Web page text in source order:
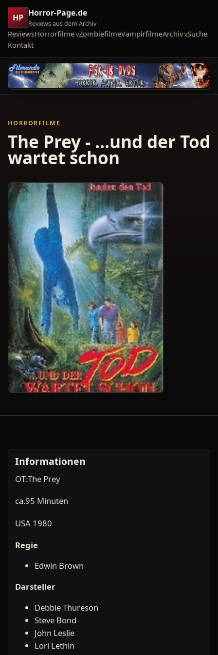
HP Horror-Page.de
Reviews aus dem Archiv
ReviewsHorrorfilme ZombiefilmeVampirfilmeArchiv Suche
Kontakt
HORRORFILME
The Prey - ...und der Tod
wartet schon
Informationen
OT:The Prey
ca.95 Minuten
USA 1980
Regie
Edwin Brown
Darsteller
Debbie Thureson
Steve Bond
John Leslie
Lori Lethin